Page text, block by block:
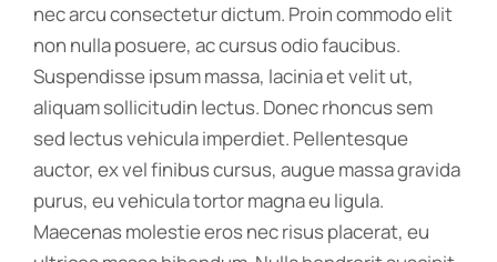
nec arcu consectetur dictum. Proin commodo elit
non nulla posuere, ac cursus odio faucibus.
Suspendisse ipsum massa, lacinia et velit ut,
aliquam sollicitudin lectus. Donec rhoncus sem
sed lectus vehicula imperdiet. Pellentesque
auctor, ex vel finibus cursus, augue massa gravida
purus, eu vehicula tortor magna eu ligula.
Maecenas molestie eros nec risus placerat, eu